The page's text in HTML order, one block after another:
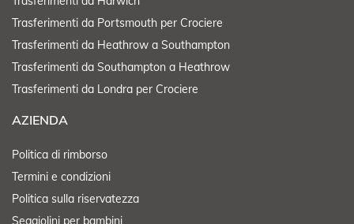
Trasferimenti da Portsmouth per Crociere
Trasferimenti da Heathrow a Southampton
Trasferimenti da Southampton a Heathrow
Trasferimenti da Londra per Crociere
AZIENDA
Politica di rimborso
Termini e condizioni
Politica sulla riservatezza
Seggiolini per bambini